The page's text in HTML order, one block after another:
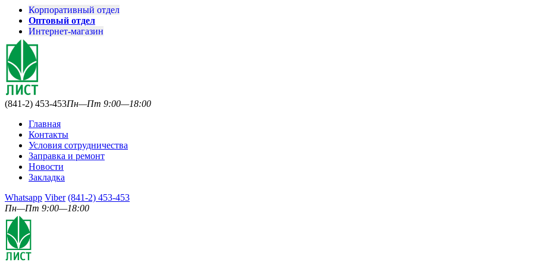
Корпоративный отдел
Оптовый отдел
Интернет-магазин
(841-2) 453-453Пн—Пт 9:00—18:00
Главная
Контакты
Условия сотрудничества
Заправка и ремонт
Новости
Закладка
Whatsapp Viber (841-2) 453-453
Пн—Пт 9:00—18:00